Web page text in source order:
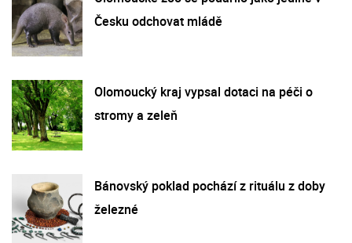
Česku odchovat mládě
Olomoucký kraj vypsal dotaci na péči o
stromy a zeleň
Bánovský poklad pochází z rituálu z doby
železné